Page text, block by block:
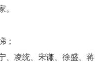
。
；
、凌统、宋谦、徐盛、蒋